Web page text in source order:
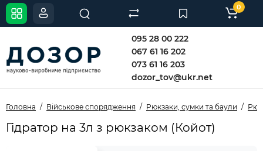
095 28 00 222
067 61 16 202
073 61 16 203
dozor_tov@ukr.net
0
Головна Військове спорядження Рюкзаки, сумки та баули
Гідратор на 3л з рюкзаком (Койот)